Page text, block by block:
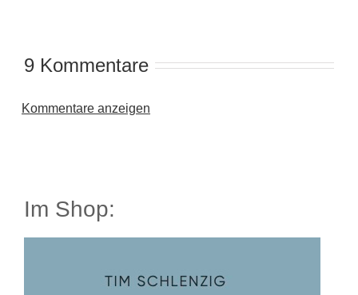
9 Kommentare
Kommentare anzeigen
Im Shop: